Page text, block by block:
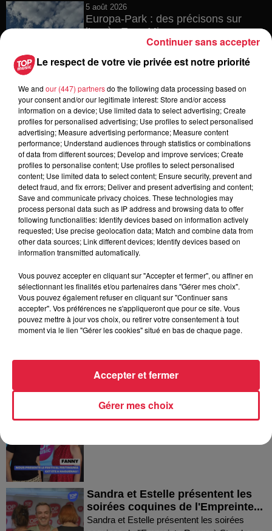
5 août 2026
Europa-Park : des précisons sur
l’après Euro-Mir
4 août 2026
Vélos d'occasion en Alsace : les
meilleures adresses pour rouler à...
4 août 2026
Bischheim : disparition d’une
adolescente de 16 ans
Dans la même série
Thierry du Domaine Wunsch et
Fanny nous présente le festival
Festimania !
Sandra et Estelle présentent les
soirées coquines de l'Empreinte...
Sandra et Estelle présentent les soirées
Le respect de votre vie privée est notre priorité
We and our (447) partnersdo the following data processing based on
your consent and/or our legitimate interest: Store and/or access
information on a device; Use limited data to select advertising; Create
profiles for personalised advertising; Use profiles to select personalised
advertising; Measure advertising performance; Measure content
performance; Understand audiences through statistics or combinations
of data from different sources; Develop and improve services; Create
profiles to personalise content; Use profiles to select personalised
content; Use limited data to select content; Ensure security, prevent and
detect fraud, and fix errors; Deliver and present advertising and content;
Save and communicate privacy choices. These technologies may
process personal data such as IP address and browsing data to offer
following functionalities: Identify devices based on information actively
requested; Use precise geolocation data; Match and combine data from
other data sources; Link different devices; Identify devices based on
information transmitted automatically.
Vous pouvez accepter en cliquant sur "Accepter et fermer", ou affiner en
sélectionnant les finalités et/ou partenaires dans "Gérer mes choix".
Vous pouvez également refuser en cliquant sur "Continuer sans
accepter". Vos préférences ne s'appliqueront que pour ce site. Vous
pouvez mettre à jour vos choix, ou retirer votre consentement à tout
moment via le lien "Gérer les cookies" situé en bas de chaque page.
Gérer mes choix
Accepter et fermer
Continuer sans accepter